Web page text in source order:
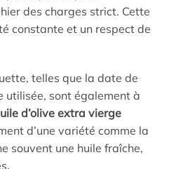
des charges strict. Cette
constante et un respect de
telles que la date de
utilisée, sont également à
d’olive extra vierge
d’une variété comme la
souvent une huile fraîche,